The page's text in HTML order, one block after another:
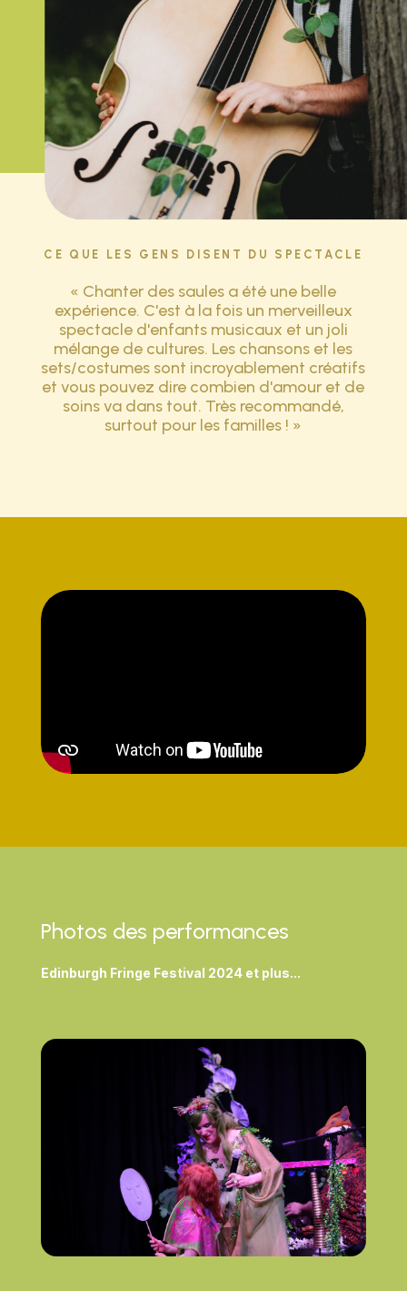
CE QUE LES GENS DISENT DU SPECTACLE
« Chanter des saules a été une belle
expérience. C'est à la fois un merveilleux
spectacle d'enfants musicaux et un joli
mélange de cultures. Les chansons et les
sets/costumes sont incroyablement créatifs
et vous pouvez dire combien d'amour et de
soins va dans tout. Très recommandé,
surtout pour les familles ! »
Photos des performances
Edinburgh Fringe Festival 2024 et plus...